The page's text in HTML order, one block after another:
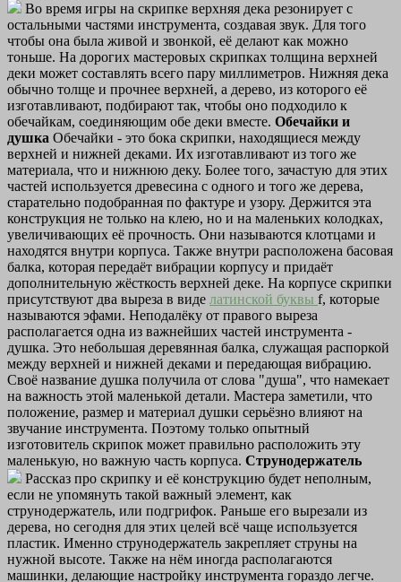
Во время игры на скрипке верхняя дека резонирует с
остальными частями инструмента, создавая звук. Для того
чтобы она была живой и звонкой, её делают как можно
тоньше. На дорогих мастеровых скрипках толщина верхней
деки может составлять всего пару миллиметров. Нижняя дека
обычно толще и прочнее верхней, а дерево, из которого её
изготавливают, подбирают так, чтобы оно подходило к
обечайкам, соединяющим обе деки вместе. Обечайки и
душка Обечайки - это бока скрипки, находящиеся между
верхней и нижней деками. Их изготавливают из того же
материала, что и нижнюю деку. Более того, зачастую для этих
частей используется древесина с одного и того же дерева,
старательно подобранная по фактуре и узору. Держится эта
конструкция не только на клею, но и на маленьких колодках,
увеличивающих её прочность. Они называются клотцами и
находятся внутри корпуса. Также внутри расположена басовая
балка, которая передаёт вибрации корпусу и придаёт
дополнительную жёсткость верхней деке. На корпусе скрипки
присутствуют два выреза в виде латинской буквы f, которые
называются эфами. Неподалёку от правого выреза
располагается одна из важнейших частей инструмента -
душка. Это небольшая деревянная балка, служащая распоркой
между верхней и нижней деками и передающая вибрацию.
Своё название душка получила от слова "душа", что намекает
на важность этой маленькой детали. Мастера заметили, что
положение, размер и материал душки серьёзно влияют на
звучание инструмента. Поэтому только опытный
изготовитель скрипок может правильно расположить эту
маленькую, но важную часть корпуса. Струнодержатель
Рассказ про скрипку и её конструкцию будет неполным,
если не упомянуть такой важный элемент, как
струнодержатель, или подгрифок. Раньше его вырезали из
дерева, но сегодня для этих целей всё чаще используется
пластик. Именно струнодержатель закрепляет струны на
нужной высоте. Также на нём иногда располагаются
машинки, делающие настройку инструмента гораздо легче.